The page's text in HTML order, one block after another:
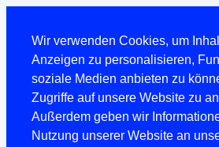
Wir verwenden Cookies, um
Anzeigen zu personalisieren,
soziale Medien anbieten zu
Zugriffe auf unsere Website zu
Außerdem geben wir
Nutzung unserer Website an